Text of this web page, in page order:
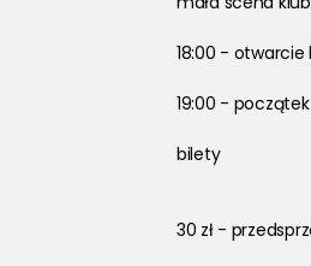
18:00 - otwarcie
19:00 -
bilety
30 zł -